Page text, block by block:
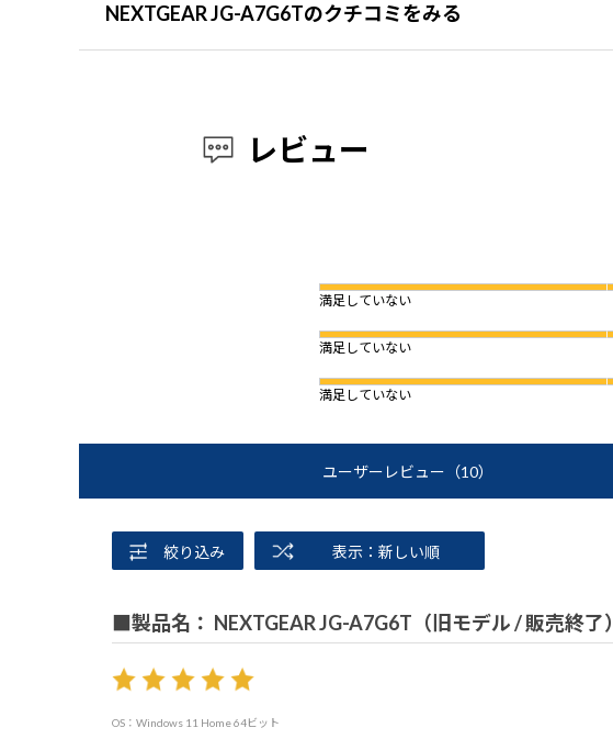
NEXTGEAR JG-A7G6Tのクチコミをみる
レビュー
満足していない
満足していない
満足していない
ユーザーレビュー （10）
絞り込み 表示：新しい順
■製品名： NEXTGEAR JG-A7G6T（旧モデル / 販売終了）
OS：Windows 11 Home 64ビット